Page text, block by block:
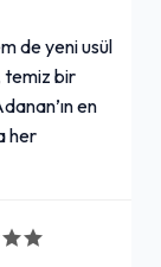
de yeni usül
temiz bir
en
her